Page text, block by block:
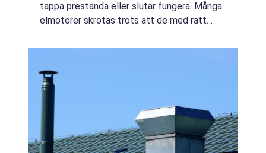
tappa prestanda eller slutar fungera. Många
elmotorer skrotas trots att de med rätt